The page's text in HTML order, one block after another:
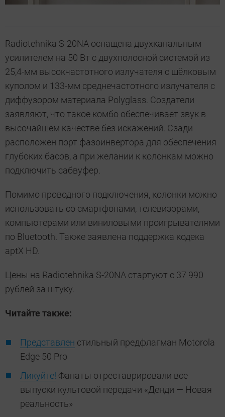
Radiotehnika S-20NA оснащена двухканальным
усилителем на 50 Вт с двухполосной системой из
25,4-мм высокчастотного излучателя с шёлковым
куполом и 133-мм среднечастотного излучателя с
диффузором материала Polyglass. Создатели
заявляют, что такое комбо обеспечивает звук в
высочайшем качестве без искажений. Сзади
расположен порт фазоинвертора для обеспечения
глубоких басов, а при желании к колонкам можно
подключить сабвуфер.
Помимо проводного подключения, колонки можно
использовать со смартфонами, телевизорами,
компьютерами или виниловыми проигрывателями
по Bluetooth. Также заявлена поддержка кодека
aptX HD.
Цены на Radiotehnika S-20NA стартуют с 37 990
рублей за штуку.
Читайте также:
Представлен стильный предфлагман Motorola
Edge 50 Pro
Ликуйте! Фанаты отреставрировали все
выпуски культовой передачи «Денди — Новая
реальность»